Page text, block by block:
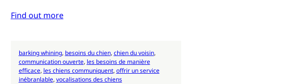
Find out more
barking whining, besoins du chien, chien du voisin
communication ouverte, les besoins de manière
efficace, les chiens communiquent, offrir un service
inébranlable, vocalisations des chiens